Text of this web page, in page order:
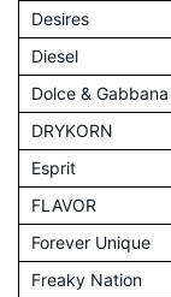
Desires
Diesel
Dolce & Gabbana
DRYKORN
Esprit
FLAVOR
Forever Unique
Freaky Nation